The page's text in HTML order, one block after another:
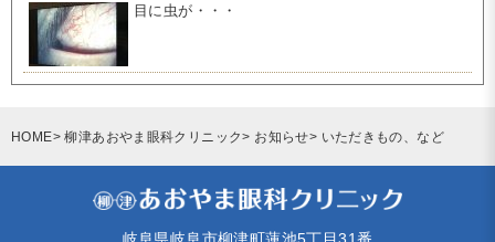
目に虫が・・・
HOME 柳津あおやま眼科クリニック お知らせ いただきもの、など